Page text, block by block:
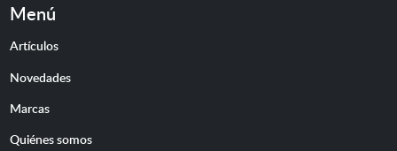
Menú
Artículos
Novedades
Marcas
Quiénes somos